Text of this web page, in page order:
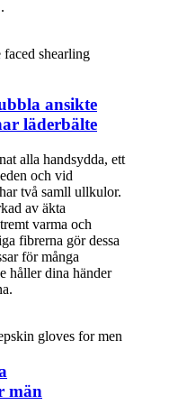
ansikte
läderbälte
alla handsydda, ett
och vid
två samll ullkulor.
av äkta
varma och
fibrerna gör dessa
för många
håller dina händer
män